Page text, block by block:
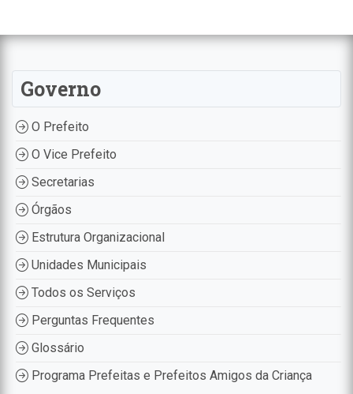
Governo
O Prefeito
O Vice Prefeito
Secretarias
Órgãos
Estrutura Organizacional
Unidades Municipais
Todos os Serviços
Perguntas Frequentes
Glossário
Programa Prefeitas e Prefeitos Amigos da Criança